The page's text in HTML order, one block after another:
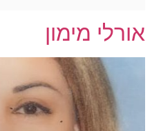
אורלי מימון